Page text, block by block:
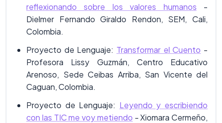
reflexionando sobre los valores humanos -
Dielmer Fernando Giraldo Rendon, SEM, Cali,
Colombia.
Proyecto de Lenguaje: Transformar el Cuento -
Profesora Lissy Guzmán, Centro Educativo
Arenoso, Sede Ceibas Arriba, San Vicente del
Caguan, Colombia.
Proyecto de Lenguaje: Leyendo y escribiendo
con las TIC me voy metiendo - Xiomara Cermeño,